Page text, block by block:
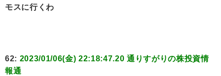
モスに行くわ
62: 2023/01/06(金) 22:18:47.20 通りすがりの株投資情
報通